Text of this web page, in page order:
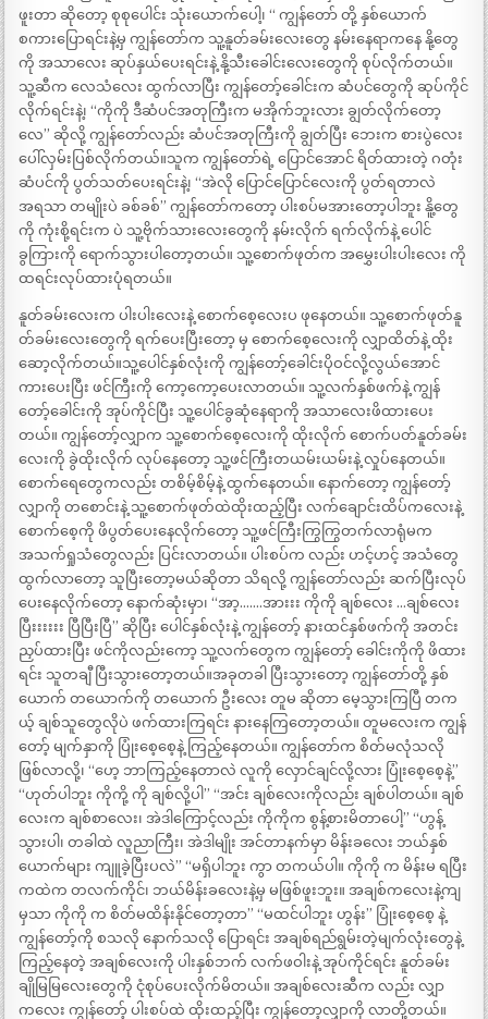
ဖူးတာ ဆိုတော့ စုစုပေါင်း သုံးယောက်ပေါ့၊ “ ကျွန်တော် တို့ နှစ်ယောက်
စကားပြောရင်းနဲ့မှ ကျွန်တော်က သူ့နူတ်ခမ်းလေးတွေ နမ်းနေရာကနေ နို့တွေ
ကို အသာလေး ဆုပ်နှယ်ပေးရင်းနဲ့ နို့သီးခေါင်းလေးတွေကို စုပ်လိုက်တယ်။
သူ့ဆီက လေသံလေး ထွက်လာပြီး ကျွန်တော့်ခေါင်းက ဆံပင်တွေကို ဆုပ်ကိုင်
လိုက်ရင်းနဲ့၊ “ကိုကို ဒီဆံပင်အတုကြီးက မအိုက်ဘူးလား ချွတ်လိုက်တော့
လေ” ဆိုလို့ ကျွန်တော်လည်း ဆံပင်အတုကြီးကို ချွတ်ပြီး ဘေးက စားပွဲလေး
ပေါ်လှမ်းပြစ်လိုက်တယ်။သူက ကျွန်တော်ရဲ့ ပြောင်အောင် ရိတ်ထားတဲ့ ဂတုံး
ဆံပင်ကို ပွတ်သတ်ပေးရင်းနဲ့၊ “အဲလို ပြောင်ပြောင်လေးကို ပွတ်ရတာလဲ
အရသာ တမျိုးပဲ ခစ်ခစ်” ကျွန်တော်ကတော့ ပါးစပ်မအားတော့ပါဘူး နိူ့တွေ
ကို ကုံးစို့ရင်းက ပဲ သူ့ဗိုက်သားလေးတွေကို နမ်းလိုက် ရက်လိုက်နဲ့ ပေါင်
ခွကြားကို ရောက်သွားပါတော့တယ်။ သူ့စောက်ဖုတ်က အမွှေးပါးပါးလေး ကို
ထရင်းလုပ်ထားပုံရတယ်။
နူတ်ခမ်းလေးက ပါးပါးလေးနဲ့ စောက်စေ့လေးပ ဖုနေတယ်။ သူ့စောက်ဖုတ်နူ
တ်ခမ်းလေးတွေကို ရက်ပေးပြီးတော့ မှ စောက်စေ့လေးကို လျှာထိတ်နဲ့ ထိုး
ဆော့လိုက်တယ်။သူ့ပေါင်နှစ်လုံးကို ကျွန်တော့်ခေါင်းပိုဝင်လို့လွယ်အောင်
ကားပေးပြီး ဖင်ကြီးကို ကော့ကော့ပေးလာတယ်။ သူ့လက်နှစ်ဖက်နဲ့ ကျွန်
တော့်ခေါင်းကို အုပ်ကိုင်ပြီး သူ့ပေါင်ခွဆုံနေရာကို အသာလေးဖိထားပေး
တယ်။ ကျွန်တော့်လျှာက သူ့စောက်စေ့လေးကို ထိုးလိုက် စောက်ပတ်နူတ်ခမ်း
လေးကို ခွဲထိုးလိုက် လုပ်နေတော့ သူ့ဖင်ကြီးတယမ်းယမ်းနဲ့ လှုပ်နေတယ်။
စောက်ရေတွေကလည်း တစိမ့်စိမ့်နဲ့ ထွက်နေတယ်။ နောက်တော့ ကျွန်တော့်
လျှာကို တစောင်းနဲ့ သူ့စောက်ဖုတ်ထဲထိုးထည့်ပြီး လက်ချောင်းထိပ်ကလေးနဲ့
စောက်စေ့ကို ဖိပွတ်ပေးနေလိုက်တော့ သူ့ဖင်ကြီးကြွကြွတက်လာရုံမက
အသက်ရှုသံတွေလည်း ပြင်းလာတယ်။ ပါးစပ်က လည်း ဟင့်ဟင့် အသံတွေ
ထွက်လာတော့ သူပြီးတော့မယ်ဆိုတာ သိရလို့ ကျွန်တော်လည်း ဆက်ပြီးလုပ်
ပေးနေလိုက်တော့ နောက်ဆုံးမှာ၊ “အာ့…….အားးး ကိုကို ချစ်လေး …ချစ်လေး
ပြီးးးးးး ပြီပြီးပြီ” ဆိုပြီး ပေါင်နှစ်လုံးနဲ့ ကျွန်တော့် နားထင်နှစ်ဖက်ကို အတင်း
ညှပ်ထားပြီး ဖင်ကိုလည်းကော့ သူ့လက်တွေက ကျွန်တော့် ခေါင်းကိုကို ဖိထား
ရင်း သူတချီ ပြီးသွားတော့တယ်။အခုတခါ ပြီးသွားတော့ ကျွန်တော်တို့ နှစ်
ယောက် တယောက်ကို တယောက် ဦးလေး တူမ ဆိုတာ မေ့သွားကြပြီ တက
ယ့် ချစ်သူတွေလိုပဲ ဖက်ထားကြရင်း နားနေကြတော့တယ်။ တူမလေးက ကျွန်
တော့် မျက်နှာကို ပြုံးစေ့စေ့နဲ့ ကြည့်နေတယ်။ ကျွန်တော်က စိတ်မလုံသလို
ဖြစ်လာလို့၊ “ဟေ့ ဘာကြည့်နေတာလဲ လူကို လှောင်ချင်လို့လား ပြုံးစေ့စေ့နဲ့”
“ဟုတ်ပါဘူး ကိုကို့ ကို ချစ်လို့ပါ” “အင်း ချစ်လေးကိုလည်း ချစ်ပါတယ်။ ချစ်
လေးက ချစ်စာလေး၊ အဲဒါကြောင့်လည်း ကိုကိုက စွန့်စားမိတာပေါ့” “ဟွန့်
သွားပါ၊ တခါထဲ လူညာကြီး၊ အဲဒါမျိုး အင်တာနက်မှာ မိန်းခလေး ဘယ်နှစ်
ယောက်များ ကျူခဲ့ပြီးပလဲ” “မရှိပါဘူး ကွာ တကယ်ပါ။ ကိုကို က မိန်းမ ရပြီး
ကထဲက တလက်ကိုင်၊ ဘယ်မိန်းခလေးနဲ့မှ မဖြစ်ဖူးဘူး။ အချစ်ကလေးနဲ့ကျ
မှသာ ကိုကို က စိတ်မထိန်းနိုင်တော့တာ” “မထင်ပါဘူး ဟွန်း” ပြုံးစေ့စေ့ နဲ့
ကျွန်တော့်ကို စသလို နောက်သလို ပြောရင်း အချစ်ရည်ရွမ်းတဲ့မျက်လုံးတွေနဲ့
ကြည့်နေတဲ့ အချစ်လေးကို ပါးနှစ်ဘက် လက်ဖဝါးနဲ့ အုပ်ကိုင်ရင်း နူတ်ခမ်း
ချိုမြမြလေးတွေကို ငုံစုပ်ပေးလိုက်မိတယ်။ အချစ်လေးဆီက လည်း လျှာ
ကလေး ကျွန်တော့် ပါးစပ်ထဲ ထိုးထည့်ပြီး ကျွန်တော့လျှာကို လာတို့တယ်။